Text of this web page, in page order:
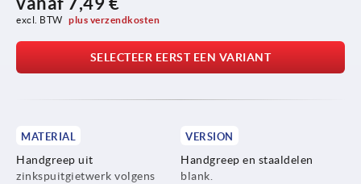
excl. BTW plus verzendkosten
SELECTEER EERST EEN VARIANT
MATERIAL
Handgreep uit
zinkspuitgietwerk volgens
VERSION
Handgreep en staaldelen
blank.